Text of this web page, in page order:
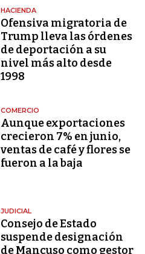
HACIENDA
Ofensiva migratoria de
Trump lleva las órdenes
de deportación a su
nivel más alto desde
1998
COMERCIO
Aunque exportaciones
crecieron 7% en junio,
ventas de café y flores se
fueron a la baja
JUDICIAL
Consejo de Estado
suspende designación
de Mancuso como gestor